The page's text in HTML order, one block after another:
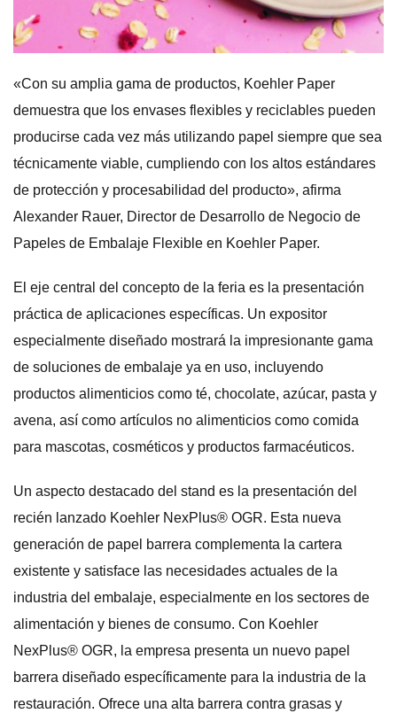
«Con su amplia gama de productos, Koehler Paper
demuestra que los envases flexibles y reciclables pueden
producirse cada vez más utilizando papel siempre que sea
técnicamente viable, cumpliendo con los altos estándares
de protección y procesabilidad del producto», afirma
Alexander Rauer, Director de Desarrollo de Negocio de
Papeles de Embalaje Flexible en Koehler Paper.
El eje central del concepto de la feria es la presentación
práctica de aplicaciones específicas. Un expositor
especialmente diseñado mostrará la impresionante gama
de soluciones de embalaje ya en uso, incluyendo
productos alimenticios como té, chocolate, azúcar, pasta y
avena, así como artículos no alimenticios como comida
para mascotas, cosméticos y productos farmacéuticos.
Un aspecto destacado del stand es la presentación del
recién lanzado Koehler NexPlus® OGR. Esta nueva
generación de papel barrera complementa la cartera
existente y satisface las necesidades actuales de la
industria del embalaje, especialmente en los sectores de
alimentación y bienes de consumo. Con Koehler
NexPlus® OGR, la empresa presenta un nuevo papel
barrera diseñado específicamente para la industria de la
restauración. Ofrece una alta barrera contra grasas y